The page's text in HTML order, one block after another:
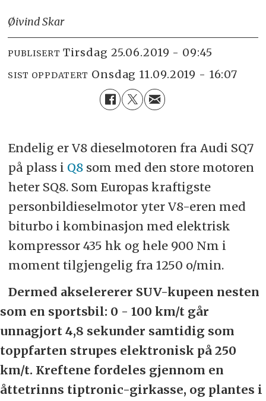
Øivind Skar
PUBLISERT tirsdag 25.06.2019 - 09:45
SIST OPPDATERT onsdag 11.09.2019 - 16:07
Endelig er V8 dieselmotoren fra Audi SQ7
på plass i Q8som med den store motoren
heter SQ8. Som Europas kraftigste
personbildieselmotor yter V8-eren med
biturbo i kombinasjon med elektrisk
kompressor 435 hk og hele 900 Nm i
moment tilgjengelig fra 1250 o/min.
Dermed akselererer SUV-kupeen nesten
som en sportsbil: 0 - 100 km/t går
unnagjort 4,8 sekunder samtidig som
toppfarten strupes elektronisk på 250
km/t. Kreftene fordeles gjennom en
åttetrinns tiptronic-girkasse, og plantes i